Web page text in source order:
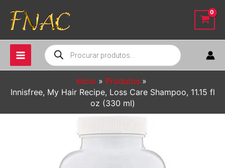
para
conteúdo
Pesquisar
produtos
Início
Produtos
Innisfree, My Hair Recipe, Loss Care Shampoo, 11.15 fl
oz (330 ml)